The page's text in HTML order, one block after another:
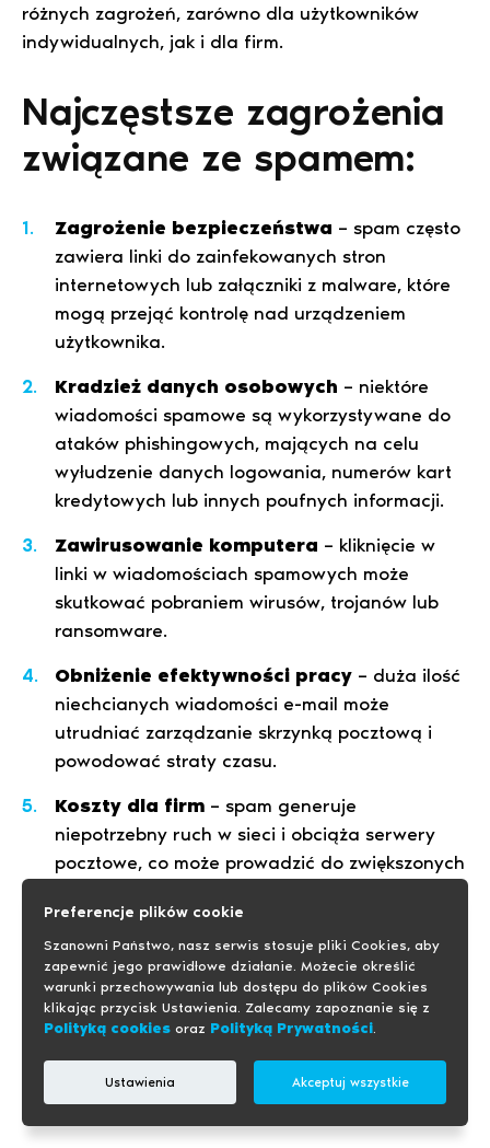
różnych zagrożeń, zarówno dla użytkowników
indywidualnych, jak i dla firm.
Najczęstsze zagrożenia
związane ze spamem:
Zagrożenie bezpieczeństwa – spam często
zawiera linki do zainfekowanych stron
internetowych lub załączniki z malware, które
mogą przejąć kontrolę nad urządzeniem
użytkownika.
Kradzież danych osobowych – niektóre
wiadomości spamowe są wykorzystywane do
ataków phishingowych, mających na celu
wyłudzenie danych logowania, numerów kart
kredytowych lub innych poufnych informacji.
Zawirusowanie komputera – kliknięcie w
linki w wiadomościach spamowych może
skutkować pobraniem wirusów, trojanów lub
ransomware.
Obniżenie efektywności pracy – duża ilość
niechcianych wiadomości e-mail może
utrudniać zarządzanie skrzynką pocztową i
powodować straty czasu.
Koszty dla firm – spam generuje
niepotrzebny ruch w sieci i obciąża serwery
pocztowe, co może prowadzić do zwiększonych
Aby chronić się przed negatywnymi skutkami
spamu, warto stosować filtry antyspamowe,
unikać podawania swojego adresu e-mail na
nieznanych stronach i zachować ostrożność
podczas otwierania wiadomości od nieznanych
nadawców.
Preferencje plików cookie
Szanowni Państwo, nasz serwis stosuje pliki Cookies, aby
zapewnić jego prawidłowe działanie. Możecie określić
warunki przechowywania lub dostępu do plików Cookies
klikając przycisk Ustawienia. Zalecamy zapoznanie się z
Polityką cookies oraz Polityką Prywatności.
Ustawienia Akceptuj wszystkie